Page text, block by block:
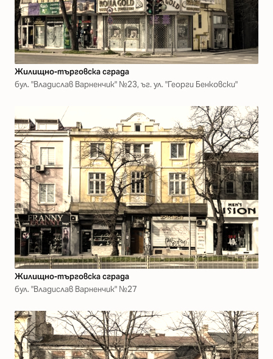
Жилищно-търговска сграда
бул. "Владислав Варненчик" №23, ъг. ул. "Георги Бенковски"
Жилищно-търговска сграда
бул. "Владислав Варненчик" №27